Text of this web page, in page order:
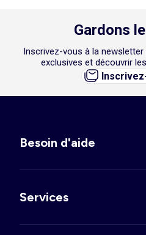
Gardons
Inscrivez-vous à la
exclusives et découvrir
Besoin d'aide
Services